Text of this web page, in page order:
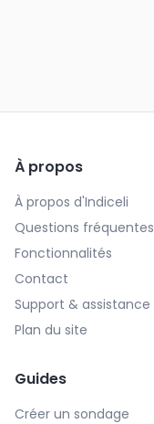
À propos
À propos d'Indiceli
Questions fréquentes
Fonctionnalités
Contact
Support & assistance
Plan du site
Guides
Créer un sondage